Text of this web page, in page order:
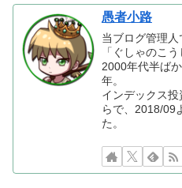
愚者小路
当ブログ管理人
「ぐしゃのこ
2000年代半ば
年。
インデックス
らで、2018/09
た。